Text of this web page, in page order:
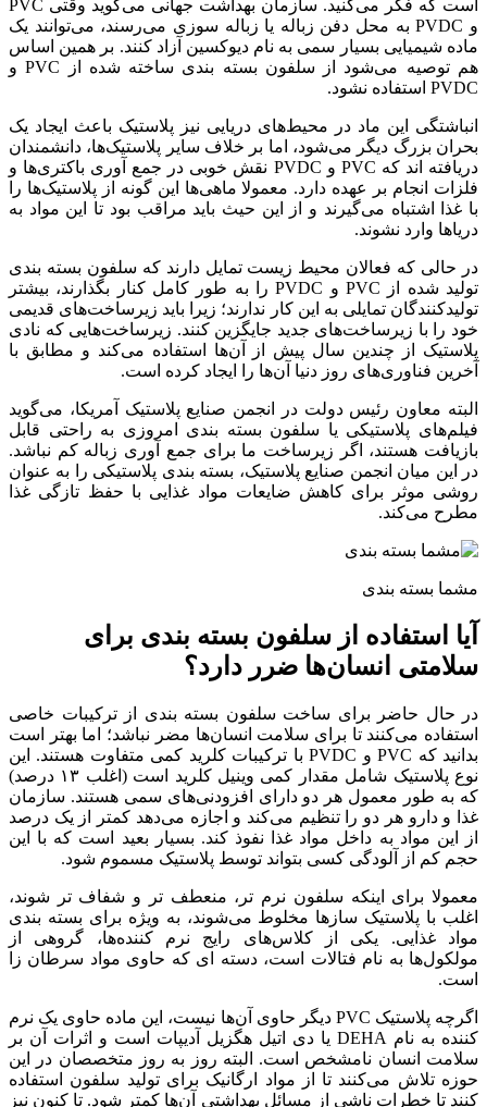
است که فکر می‌کنید. سازمان بهداشت جهانی می‌گوید وقتی PVC
و PVDC به محل دفن زباله یا زباله سوزی می‌رسند، می‌توانند یک
ماده شیمیایی بسیار سمی به نام دیوکسین آزاد کنند. بر همین اساس
هم توصیه می‌شود از سلفون بسته بندی ساخته شده از PVC و
PVDC استفاده نشود.
انباشتگی این ماد در محیط‌های دریایی نیز پلاستیک باعث ایجاد یک
بحران بزرگ دیگر می‌شود، اما بر خلاف سایر پلاستیک‌ها، دانشمندان
دریافته اند که PVC و PVDC نقش خوبی در جمع آوری باکتری‌ها و
فلزات انجام بر عهده دارد. معمولا ماهی‌ها این گونه از پلاستیک‌ها را
با غذا اشتباه می‌گیرند و از این حیث باید مراقب بود تا این مواد به
دریاها وارد نشوند.
در حالی که فعالان محیط زیست تمایل دارند که سلفون بسته بندی
تولید شده از PVC و PVDC را به طور کامل کنار بگذارند، بیشتر
تولیدکنندگان تمایلی به این کار ندارند؛ زیرا باید زیرساخت‌های قدیمی
خود را با زیرساخت‌های جدید جایگزین کنند. زیرساخت‌هایی که نادی
پلاستیک از چندین سال پیش از آن‌ها استفاده می‌کند و مطابق با
آخرین فناوری‌های روز دنیا آن‌ها را ایجاد کرده است.
البته معاون رئیس دولت در انجمن صنایع پلاستیک آمریکا، می‌گوید
فیلم‌های پلاستیکی یا سلفون بسته بندی امروزی به راحتی قابل
بازیافت هستند، اگر زیرساخت ما برای جمع آوری زباله کم نباشد.
در این میان انجمن صنایع پلاستیک، بسته بندی پلاستیکی را به عنوان
روشی موثر برای کاهش ضایعات مواد غذایی با حفظ تازگی غذا
مطرح می‌کند.
مشما بسته بندی
آیا استفاده از سلفون بسته بندی برای
سلامتی انسان‌ها ضرر دارد؟
در حال حاضر برای ساخت سلفون بسته بندی از ترکیبات خاصی
استفاده می‌کنند تا برای سلامت انسان‌ها مضر نباشد؛ اما بهتر است
بدانید که PVC و PVDC با ترکیبات کلرید کمی متفاوت هستند. این
نوع پلاستیک شامل مقدار کمی وینیل کلرید است (اغلب ۱۳ درصد)
که به طور معمول هر دو دارای افزودنی‌های سمی هستند. سازمان
غذا و دارو هر دو را تنظیم می‌کند و اجازه می‌دهد کمتر از یک درصد
از این مواد به داخل مواد غذا نفوذ کند. بسیار بعید است که با این
حجم کم از آلودگی کسی بتواند توسط پلاستیک مسموم شود.
معمولا برای اینکه سلفون نرم تر، منعطف تر و شفاف تر شوند،
اغلب با پلاستیک سازها مخلوط می‌شوند، به ویژه برای بسته بندی
مواد غذایی. یکی از کلاس‌های رایج نرم کننده‌ها، گروهی از
مولکول‌ها به نام فتالات است، دسته ای که حاوی مواد سرطان زا
است.
اگرچه پلاستیک PVC دیگر حاوی آن‌ها نیست، این ماده حاوی یک نرم
کننده به نام DEHA یا دی اتیل هگزیل آدیپات است و اثرات آن بر
سلامت انسان نامشخص است. البته روز به روز متخصصان در این
حوزه تلاش می‌کنند تا از مواد ارگانیک برای تولید سلفون استفاده
کنند تا خطرات ناشی از مسائل بهداشتی آن‌ها کمتر شود. تا کنون نیز